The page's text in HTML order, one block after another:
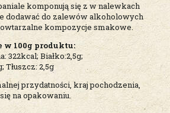
komponują się z w nalewkach
dodawać do zalewów alkoholowych
kompozycje smakowe.
w 100g produktu:
322kcal; Białko:2,5g;
Tłuszcz: 2,5g
przydatności, kraj pochodzenia,
na opakowaniu.